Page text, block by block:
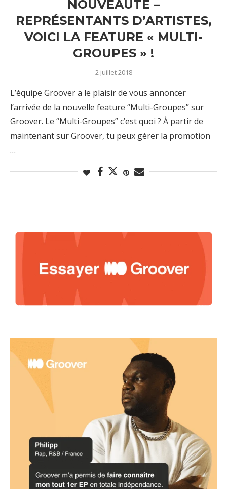
NOUVEAUTÉ –
REPRÉSENTANTS D’ARTISTES,
VOICI LA FEATURE « MULTI-
GROUPES » !
2 juillet 2018
L’équipe Groover a le plaisir de vous annoncer
l’arrivée de la nouvelle feature “Multi-Groupes” sur
Groover. Le “Multi-Groupes” c’est quoi ? À partir de
maintenant sur Groover, tu peux gérer la promotion
…